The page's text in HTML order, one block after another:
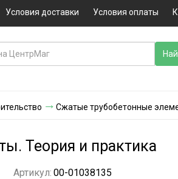
Условия доставки Условия оплаты
Сжатые трубобетонные
Теория и практика
Артикул: 00-01038135